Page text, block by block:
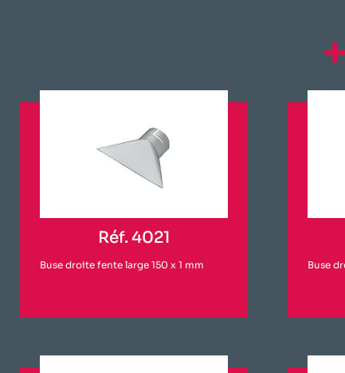
Réf. 4021
Buse droite fente large 150 x 1 mm Buse